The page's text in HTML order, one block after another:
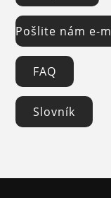
Pošlite nám e-
FAQ
Slovník